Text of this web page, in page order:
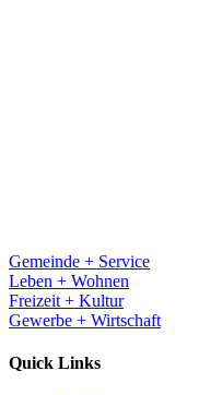
Gemeinde + Service
Leben + Wohnen
Freizeit + Kultur
Gewerbe + Wirtschaft
Quick Links